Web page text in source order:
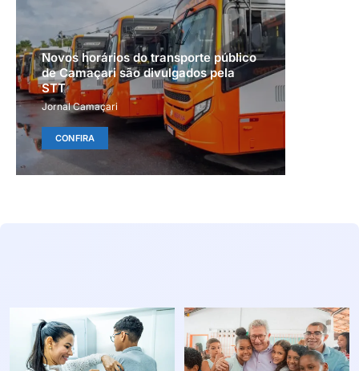
Novos horários do transporte público
de Camaçari são divulgados pela
STT
Jornal Camaçari
CONFIRA